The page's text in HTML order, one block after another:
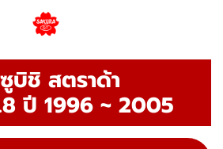
บิชิ สตราด้า
ปี 1996 ~ 2005